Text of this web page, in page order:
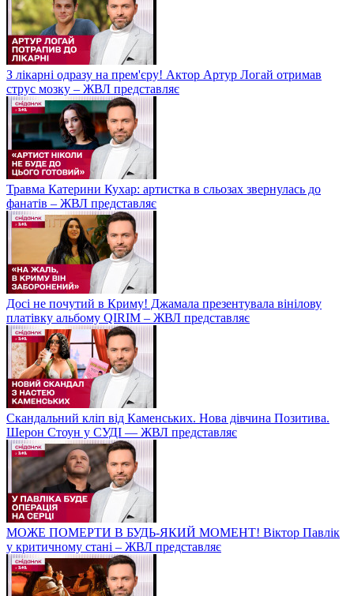
З лікарні одразу на прем'єру! Актор Артур Логай отримав
струс мозку – ЖВЛ представляє
Травма Катерини Кухар: артистка в сльозах звернулась до
фанатів – ЖВЛ представляє
Досі не почутий в Криму! Джамала презентувала вінілову
платівку альбому QIRIM – ЖВЛ представляє
Скандальний кліп від Каменських. Нова дівчина Позитива.
Шерон Стоун у СУДІ — ЖВЛ представляє
МОЖЕ ПОМЕРТИ В БУДЬ-ЯКИЙ МОМЕНТ! Віктор Павлік
у критичному стані – ЖВЛ представляє